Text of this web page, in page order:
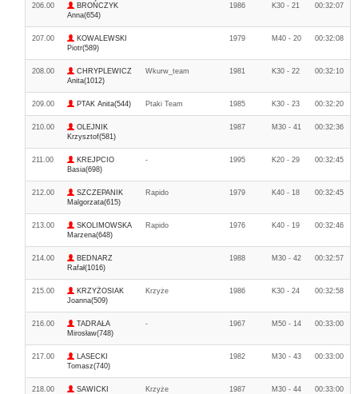
206.00
BROŃCZYK
Anna(654)
1986 K30 - 21 00:32:07
207.00
KOWALEWSKI
Piotr(589)
1979 M40 - 20 00:32:08
208.00
CHRYPLEWICZ
Anita(1012)
Wkurw_team 1981 K30 - 22 00:32:10
209.00 PTAK Anita(544) Ptaki Team 1985 K30 - 23 00:32:20
210.00
OLEJNIK
Krzysztof(581)
1987 M30 - 41 00:32:36
211.00
KREJPCIO
Basia(698)
- 1995 K20 - 29 00:32:45
212.00
SZCZEPANIK
Malgorzata(615)
Rapido 1979 K40 - 18 00:32:45
213.00
SKOLIMOWSKA
Marzena(648)
Rapido 1976 K40 - 19 00:32:46
214.00
BEDNARZ
Rafał(1016)
1988 M30 - 42 00:32:57
215.00
KRZYŻOSIAK
Joanna(509)
Krzyże 1986 K30 - 24 00:32:58
216.00
TADRAŁA
Mirosław(748)
- 1967 M50 - 14 00:33:00
217.00
LASECKI
Tomasz(740)
1982 M30 - 43 00:33:00
218.00
SAWICKI
Krzyże 1987 M30 - 44 00:33:00